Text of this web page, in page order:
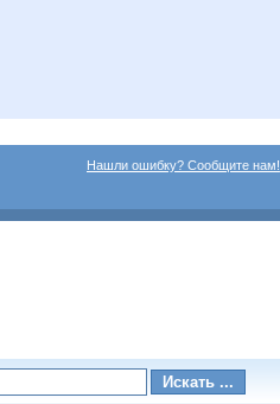
Нашли ошибку? Сообщите нам!